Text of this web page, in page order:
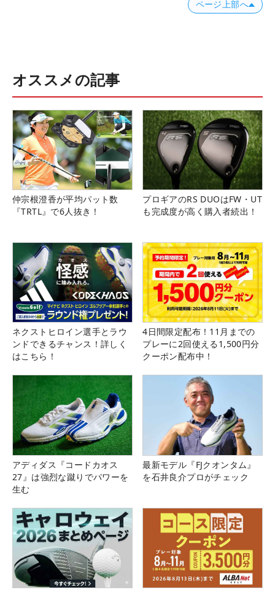
ページ上部へ
オススメの記事
仲宗根澄香が平均パット数
『TRTL』で6人抜き！
プロギアのRS DUOはFW・UT
も完成度が高く購入者続出！
ネクストヒロイン選手とラウ
ンドできるチャンス！詳しく
はこちら！
4日間限定配布！11月までの
プレーに2回使える1,500円分
クーポン配布中！
アディダス『コードカオス
27』は強烈な蹴りでパワーを
生む
最新モデル『FJクオンタム』
を石井良介プロがチェック